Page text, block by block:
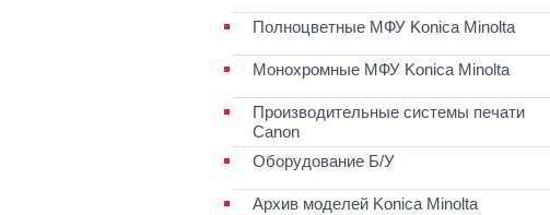
Полноцветные МФУ Konica Minolta
Монохромные МФУ Konica Minolta
Производительные системы печати
Canon
Оборудование Б/У
Архив моделей Konica Minolta